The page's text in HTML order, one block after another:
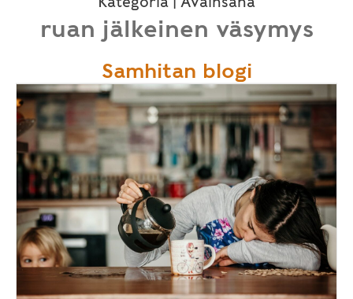
ruan jälkeinen väsymys
Samhitan blogi